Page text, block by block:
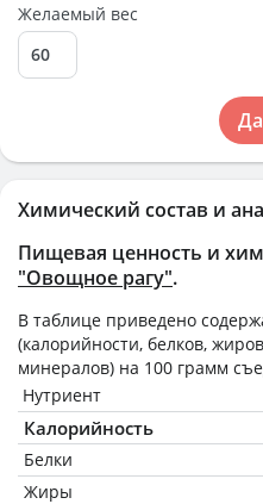
Химический состав и
Пищевая ценность и
"Овощное рагу".
В таблице приведено
(калорийности, белков,
минералов) на 100 грамм
Нутриент
Калорийность
Белки
Жиры
Желаемый вес